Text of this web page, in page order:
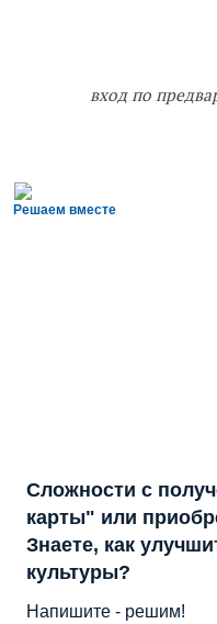
вход по
Решаем вместе
Сложности с
карты" или
Знаете, как
культуры?
Напишите - решим!